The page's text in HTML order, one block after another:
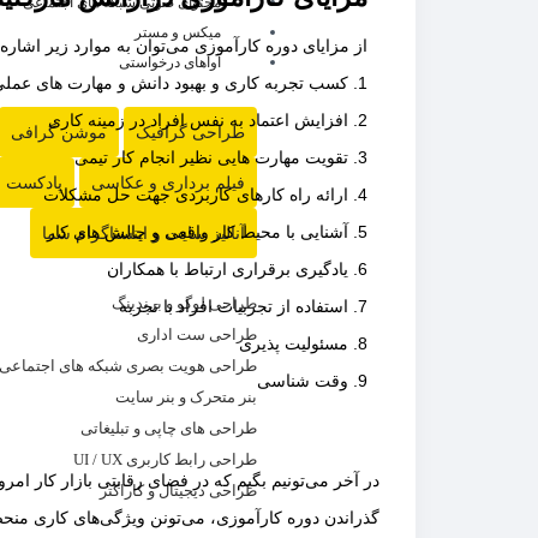
میکس و مستر
آواهای درخواستی
طراحی گرافیک موشن گرافی
فیلم برداری و عکاسی
آنالیز سایت و اینستاگرام شما
طراحی لوگو و برندینگ
طراحی ست اداری
طراحی هویت بصری شبکه های اجتماعی
بنر متحرک و بنر سایت
طراحی های چاپی و تبلیغاتی
طراحی رابط کاربری UI / UX
طراحی دیجیتال و کاراکتر
از مزایای دوره کارآموزی می‌توان به موارد زیر
کسب تجربه کاری و بهبود دانش و مهارت های
افزایش اعتماد به نفس افراد در زمینه کاری
تقویت مهارت هایی نظیر انجام کار تیمی
ارائه راه کارهای کاربردی جهت حل مشکلات
آشنایی با محیط کار واقعی و چالش های کار
یادگیری برقراری ارتباط با همکاران
استفاده از تجربیات افراد با تجربه
مسئولیت پذیری
وقت شناسی
در آخر می‌تونیم بگیم که در فضای رقابتی بازار کار
گذراندن دوره کارآموزی، می‌تونن ویژگی‌های کاری